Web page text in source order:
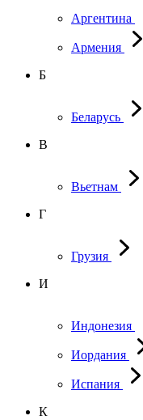
Аргентина
Армения
Б
Беларусь
В
Вьетнам
Г
Грузия
И
Индонезия
Иордания
Испания
К